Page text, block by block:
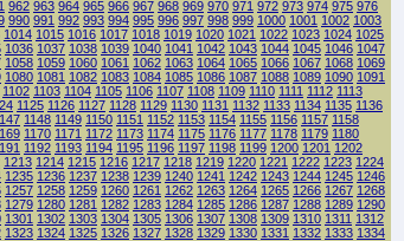
962 963 964 965 966 967 968 969 970 971 972 973 974 975 976
990 991 992 993 994 995 996 997 998 999 1000 1001 1002 1003
1014 1015 1016 1017 1018 1019 1020 1021 1022 1023 1024 1025
1036 1037 1038 1039 1040 1041 1042 1043 1044 1045 1046 1047
1058 1059 1060 1061 1062 1063 1064 1065 1066 1067 1068 1069
1080 1081 1082 1083 1084 1085 1086 1087 1088 1089 1090 1091
1102 1103 1104 1105 1106 1107 1108 1109 1110 1111 1112 1113
1125 1126 1127 1128 1129 1130 1131 1132 1133 1134 1135 1136
1148 1149 1150 1151 1152 1153 1154 1155 1156 1157 1158
1170 1171 1172 1173 1174 1175 1176 1177 1178 1179 1180
1192 1193 1194 1195 1196 1197 1198 1199 1200 1201 1202
1213 1214 1215 1216 1217 1218 1219 1220 1221 1222 1223 1224
1235 1236 1237 1238 1239 1240 1241 1242 1243 1244 1245 1246
1257 1258 1259 1260 1261 1262 1263 1264 1265 1266 1267 1268
1279 1280 1281 1282 1283 1284 1285 1286 1287 1288 1289 1290
1301 1302 1303 1304 1305 1306 1307 1308 1309 1310 1311 1312
1323 1324 1325 1326 1327 1328 1329 1330 1331 1332 1333 1334